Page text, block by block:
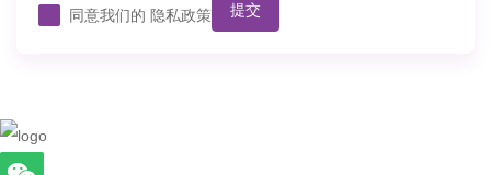
同意我们的 隐私政策 提交